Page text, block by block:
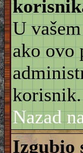
U
ako ovo
korisnik.
Nazad
Izgubio